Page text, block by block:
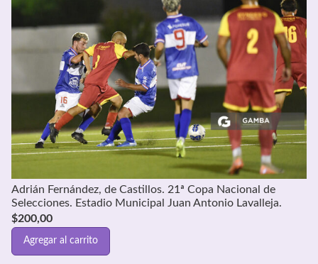
Adrián Fernández, de Castillos. 21ª Copa Nacional de
Selecciones. Estadio Municipal Juan Antonio Lavalleja.
$200,00
Agregar al carrito